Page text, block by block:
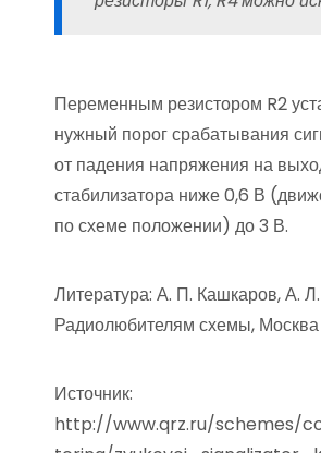
Переменным резистором R2
нужный порог срабатывания
от падения напряжения на
стабилизатора ниже 0,6 В
по схеме положении) до 3 В.
Литература: А. П. Кашкаров, А.
Радиолюбителям схемы,
Источник:
http://www.qrz.ru/schemes/